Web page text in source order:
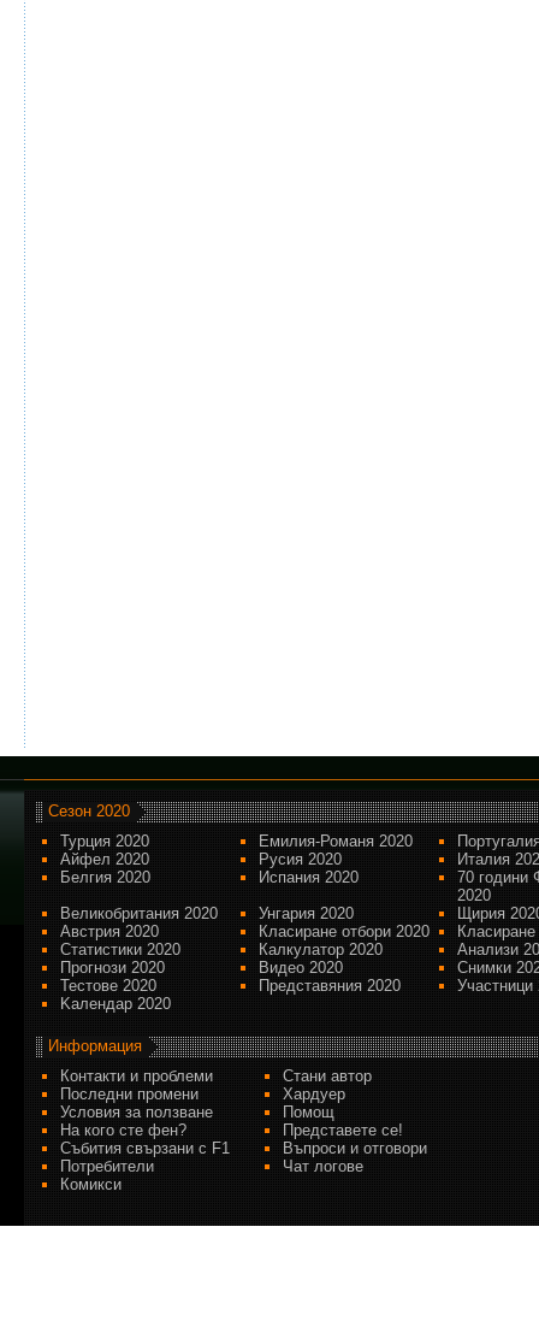
Сезон 2020
Турция 2020
Емилия-Романя 2020
Айфел 2020
Русия 2020
Италия
Белгия 2020
Испания 2020
70 години
2020
Великобритания 2020
Унгария 2020
Щирия
Австрия 2020
Класиране отбори 2020
Статистики 2020
Калкулатор 2020
Анализи
Прогнози 2020
Видео 2020
Снимки
Тестове 2020
Представяния 2020
Участници
Kалендар 2020
Информация
Контакти и проблеми
Стани автор
Последни промени
Хардуер
Условия за ползване
Помощ
На кого сте фен?
Представете се!
Събития свързани с F1
Въпроси и отговори
Потребители
Чат логове
Комикси